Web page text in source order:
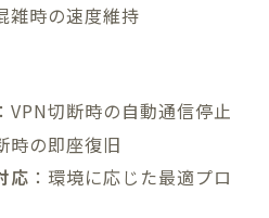
雑時の速度維持
：VPN切断時の自動通信停止
時の即座復旧
応 ：環境に応じた最適プロ